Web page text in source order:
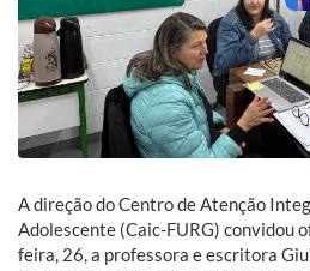
A direção do Centro de Atenção
Adolescente (Caic-FURG) convidou
feira, 26, a professora e escritora